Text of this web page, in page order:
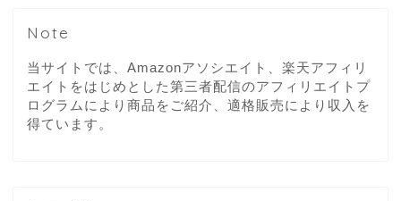
Note
当サイトでは、Amazonアソシエイト、楽天アフィリ
エイトをはじめとした第三者配信のアフィリエイトプ
ログラムにより商品をご紹介、適格販売により収入を
得ています。